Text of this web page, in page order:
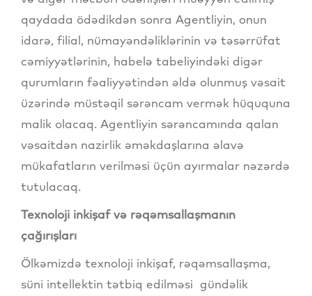
qaydada ödədikdən sonra Agentliyin, onun
idarə, filial, nümayəndəliklərinin və təsərrüfat
cəmiyyətlərinin, habelə tabeliyindəki digər
qurumların fəaliyyətindən əldə olunmuş vəsait
üzərində müstəqil sərəncam vermək hüququna
malik olacaq. Agentliyin sərəncamında qalan
vəsaitdən nazirlik əməkdaşlarına əlavə
mükafatların verilməsi üçün ayırmalar nəzərdə
tutulacaq.
Texnoloji inkişaf və rəqəmsallaşmanın
çağırışları
Ölkəmizdə texnoloji inkişaf, rəqəmsallaşma,
süni intellektin tətbiq edilməsi gündəlik